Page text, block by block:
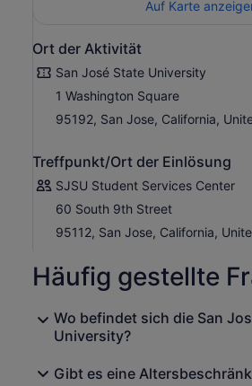
Auf Karte
Ort der Aktivität
San José State University
1 Washington Square
95192, San Jose, California,
Treffpunkt/Ort der Einlösung
SJSU Student Services Center
60 South 9th Street
95112, San Jose, California,
Häufig gestellte
Wo befindet sich die San
University?
Gibt es eine